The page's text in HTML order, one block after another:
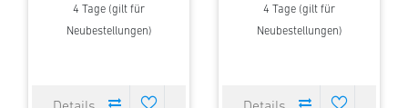
4 Tage (gilt für
Neubestellungen)
4 Tage (gilt für
Neubestellungen)